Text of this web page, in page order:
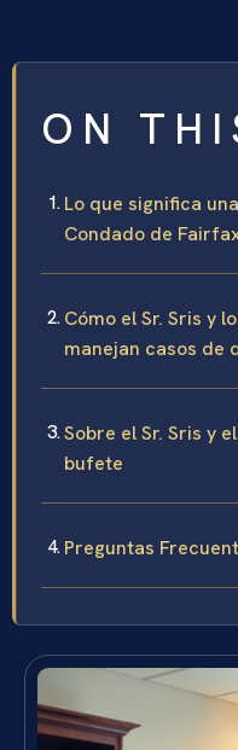
ON
Lo que significa
Condado de
Cómo el Sr. Sris y
manejan casos de
Sobre el Sr. Sris y
bufete
Preguntas